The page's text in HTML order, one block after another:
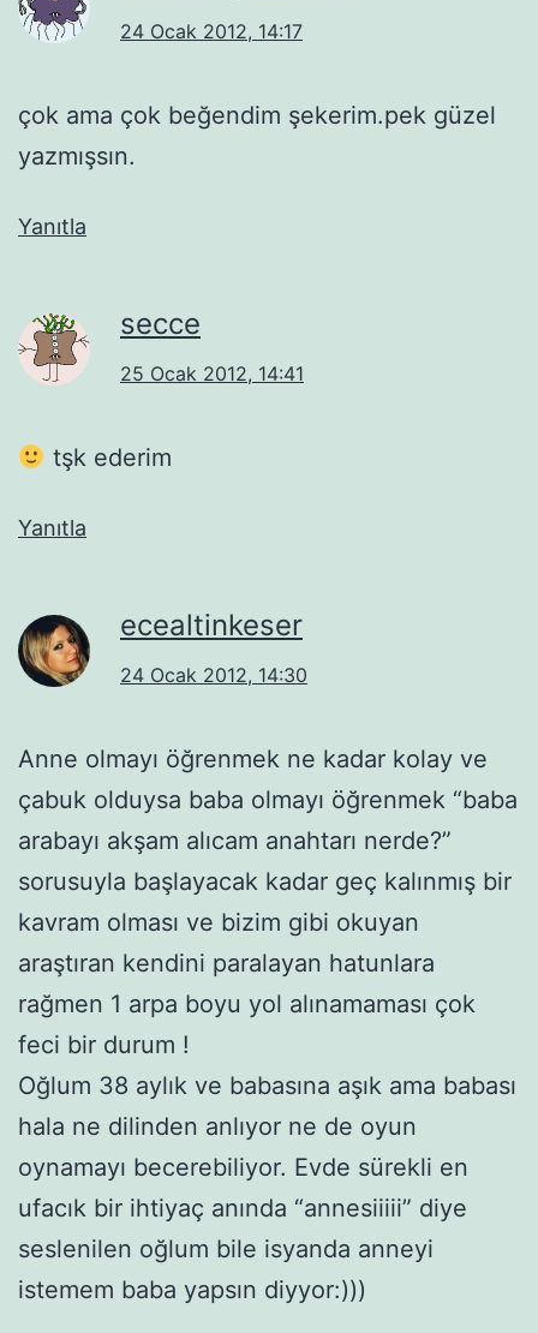
24 Ocak 2012, 14:17
çok ama çok beğendim şekerim.pek güzel
yazmışsın.
Yanıtla
secce
25 Ocak 2012, 14:41
tşk ederim
Yanıtla
ecealtinkeser
24 Ocak 2012, 14:30
Anne olmayı öğrenmek ne kadar kolay ve
çabuk olduysa baba olmayı öğrenmek “baba
arabayı akşam alıcam anahtarı nerde?”
sorusuyla başlayacak kadar geç kalınmış bir
kavram olması ve bizim gibi okuyan
araştıran kendini paralayan hatunlara
rağmen 1 arpa boyu yol alınamaması çok
feci bir durum !
Oğlum 38 aylık ve babasına aşık ama babası
hala ne dilinden anlıyor ne de oyun
oynamayı becerebiliyor. Evde sürekli en
ufacık bir ihtiyaç anında “annesiiiii” diye
seslenilen oğlum bile isyanda anneyi
istemem baba yapsın diyyor:)))